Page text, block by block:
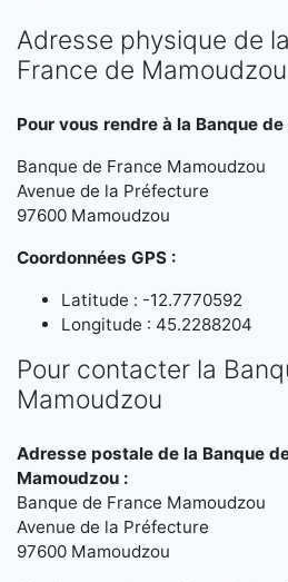
Adresse physique de
France de Mamoudzou
Pour vous rendre à la Banque de
Banque de France Mamoudzou
Avenue de la Préfecture
97600 Mamoudzou
Coordonnées GPS :
Latitude : -12.7770592
Longitude : 45.2288204
Pour contacter la
Mamoudzou
Adresse postale de la Banque
Mamoudzou :
Banque de France Mamoudzou
Avenue de la Préfecture
97600 Mamoudzou